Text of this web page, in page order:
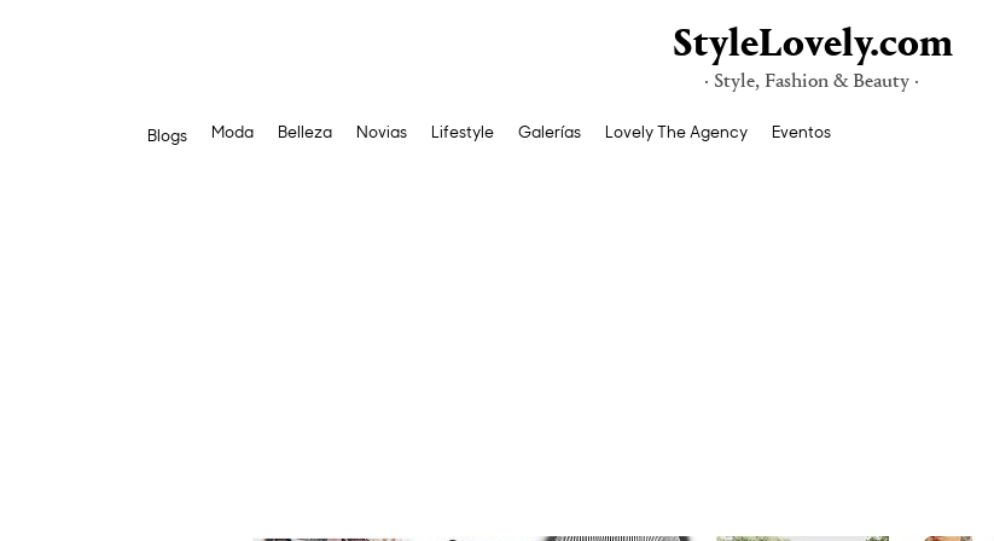
StyleLovely.com
· Style, Fashion & Beauty ·
Blogs Moda Belleza Novias Lifestyle Galerías Lovely The Agency Eventos